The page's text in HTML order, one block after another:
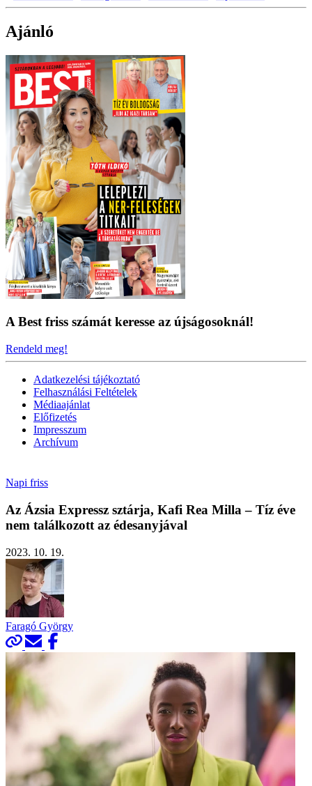
Ajánló
A Best friss számát keresse az újságosoknál!
Rendeld meg!
Adatkezelési tájékoztató
Felhasználási Feltételek
Médiaajánlat
Előfizetés
Impresszum
Archívum
Napi friss
Az Ázsia Expressz sztárja, Kafi Rea Milla – Tíz éve
nem találkozott az édesanyjával
2023. 10. 19.
Faragó György